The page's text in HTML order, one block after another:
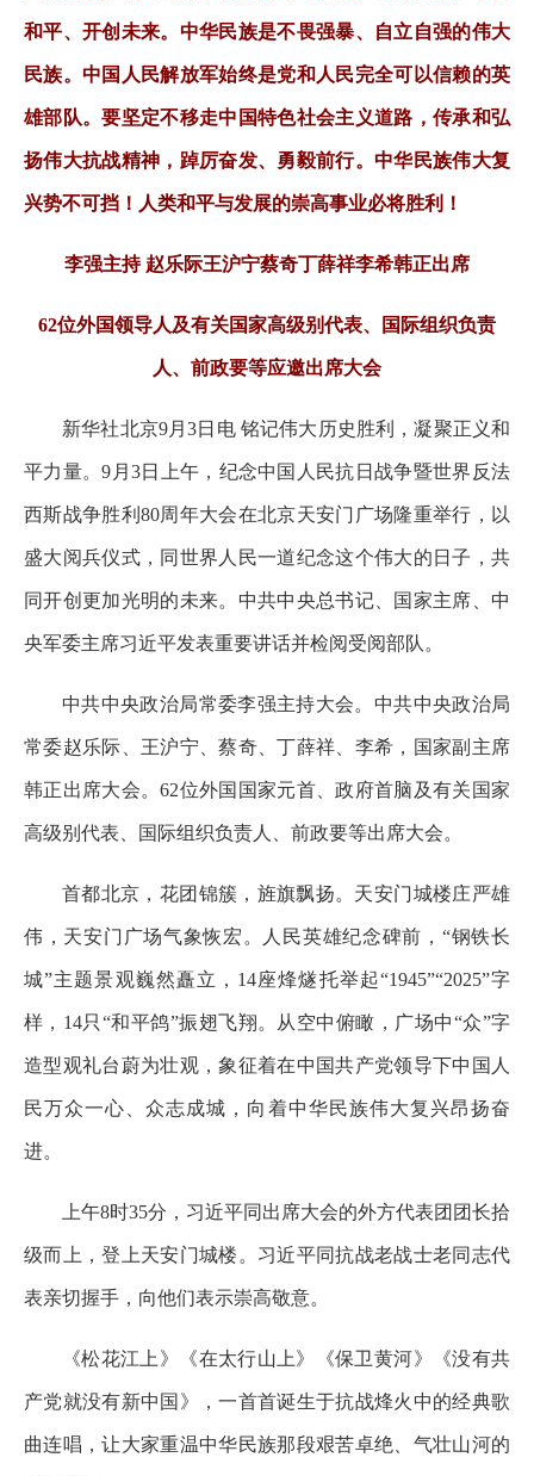
和平、开创未来。中华民族是不畏强暴、自立自强的伟大
民族。中国人民解放军始终是党和人民完全可以信赖的英
雄部队。要坚定不移走中国特色社会主义道路，传承和弘
扬伟大抗战精神，踔厉奋发、勇毅前行。中华民族伟大复
兴势不可挡！人类和平与发展的崇高事业必将胜利！
李强主持 赵乐际王沪宁蔡奇丁薛祥李希韩正出席
62位外国领导人及有关国家高级别代表、国际组织负责
人、前政要等应邀出席大会
新华社北京9月3日电 铭记伟大历史胜利，凝聚正义和
平力量。9月3日上午，纪念中国人民抗日战争暨世界反法
西斯战争胜利80周年大会在北京天安门广场隆重举行，以
盛大阅兵仪式，同世界人民一道纪念这个伟大的日子，共
同开创更加光明的未来。中共中央总书记、国家主席、中
央军委主席习近平发表重要讲话并检阅受阅部队。
中共中央政治局常委李强主持大会。中共中央政治局
常委赵乐际、王沪宁、蔡奇、丁薛祥、李希，国家副主席
韩正出席大会。62位外国国家元首、政府首脑及有关国家
高级别代表、国际组织负责人、前政要等出席大会。
首都北京，花团锦簇，旌旗飘扬。天安门城楼庄严雄
伟，天安门广场气象恢宏。人民英雄纪念碑前，“钢铁长
城”主题景观巍然矗立，14座烽燧托举起“1945”“2025”字
样，14只“和平鸽”振翅飞翔。从空中俯瞰，广场中“众”字
造型观礼台蔚为壮观，象征着在中国共产党领导下中国人
民万众一心、众志成城，向着中华民族伟大复兴昂扬奋
进。
上午8时35分，习近平同出席大会的外方代表团团长拾
级而上，登上天安门城楼。习近平同抗战老战士老同志代
表亲切握手，向他们表示崇高敬意。
《松花江上》《在太行山上》《保卫黄河》《没有共
产党就没有新中国》，一首首诞生于抗战烽火中的经典歌
曲连唱，让大家重温中华民族那段艰苦卓绝、气壮山河的